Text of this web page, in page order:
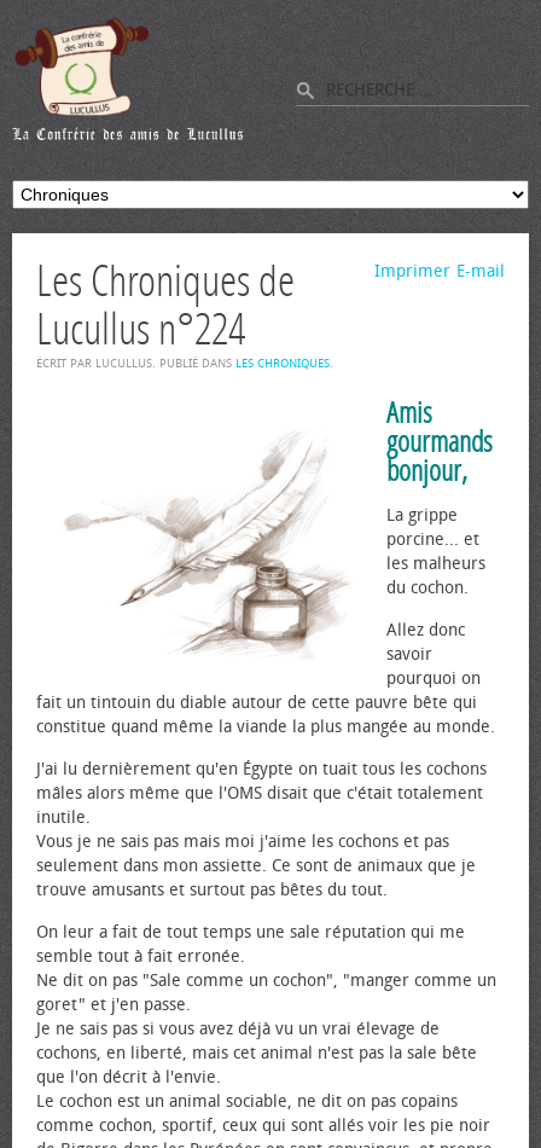
E-mail
Imprimer
Les Chroniques de
Lucullus n°224
ÉCRIT PAR LUCULLUS. PUBLIÉ DANS LES CHRONIQUES.
Amis
gourmands
bonjour,
La grippe
porcine... et
les malheurs
du cochon.
Allez donc
savoir
pourquoi on
fait un tintouin du diable autour de cette pauvre bête qui
constitue quand même la viande la plus mangée au monde.
J'ai lu dernièrement qu'en Égypte on tuait tous les cochons
mâles alors même que l'OMS disait que c'était totalement
inutile.
Vous je ne sais pas mais moi j'aime les cochons et pas
seulement dans mon assiette. Ce sont de animaux que je
trouve amusants et surtout pas bêtes du tout.
On leur a fait de tout temps une sale réputation qui me
semble tout à fait erronée.
Ne dit on pas "Sale comme un cochon", "manger comme un
goret" et j'en passe.
Je ne sais pas si vous avez déjà vu un vrai élevage de
cochons, en liberté, mais cet animal n'est pas la sale bête
que l'on décrit à l'envie.
Le cochon est un animal sociable, ne dit on pas copains
comme cochon, sportif, ceux qui sont allés voir les pie noir